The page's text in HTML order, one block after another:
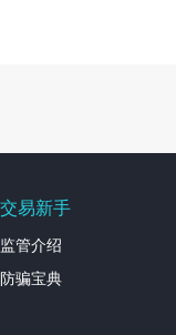
交易新手
监管介绍
防骗宝典